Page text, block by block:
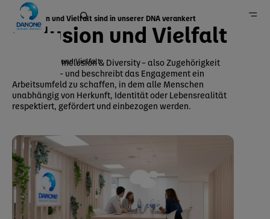
Nachhaltigkeit
Menschen & Gemeinschaften
Inklusion und Vielfalt
Inklusion und Vielfalt sind in unserer DNA verankert
Inklusion und Vielfalt
I&D steht für Inclusion & Diversity – also Zugehörigkeit
und Vielfalt – und beschreibt das Engagement ein
Arbeitsumfeld zu schaffen, in dem alle Menschen
unabhängig von Herkunft, Identität oder Lebensrealität
respektiert, gefördert und einbezogen werden.